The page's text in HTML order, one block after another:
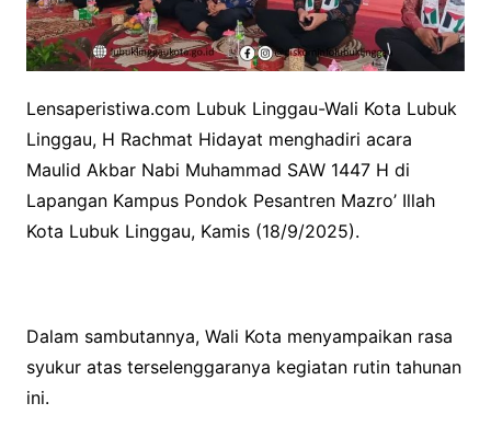
Lensaperistiwa.com Lubuk Linggau-Wali Kota Lubuk
Linggau, H Rachmat Hidayat menghadiri acara
Maulid Akbar Nabi Muhammad SAW 1447 H di
Lapangan Kampus Pondok Pesantren Mazro’ Illah
Kota Lubuk Linggau, Kamis (18/9/2025).
Dalam sambutannya, Wali Kota menyampaikan rasa
syukur atas terselenggaranya kegiatan rutin tahunan
ini.